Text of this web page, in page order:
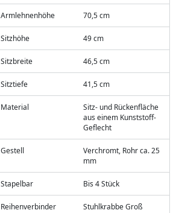
Armlehnenhöhe 70,5 cm
Sitzhöhe 49 cm
Sitzbreite 46,5 cm
Sitztiefe 41,5 cm
Material
Sitz- und Rückenfläche
aus einem Kunststoff-
Geflecht
Gestell
Verchromt, Rohr ca. 25
mm
Stapelbar Bis 4 Stück
Reihenverbinder Stuhlkrabbe Groß